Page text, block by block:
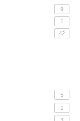
9
1
42
5
1
3